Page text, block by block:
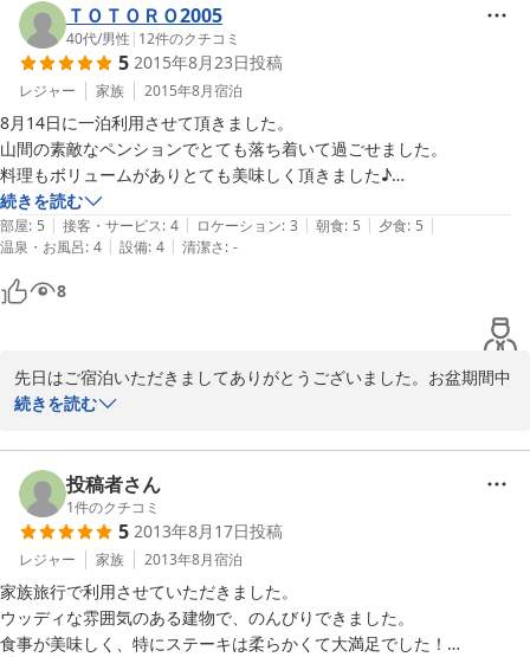
そうでしたね。お見送りする方も嬉しくなります。また、ぜひぜひ
遊びにいらしてくださいね。心よりお待ちしています！
2015-11-03
ＴＯＴＯＲＯ2005
40代/男性 | 12件のクチコミ
5 2015年8月23日投稿
レジャー 家族 2015年8月宿泊
8月14日に一泊利用させて頂きました。
山間の素敵なペンションでとても落ち着いて過ごせました。
料理もボリュームがありとても美味しく頂きました♪
お風呂は家族風呂みんなで入りました。
食事後のグラスアート子供たちも真剣にオーナーの説明を聞き楽しい体
験をさせて頂きました♪♪
オーナー夫婦の対応も良くまた行きたくなるお勧めのペンションです。
帰りに傘を忘れちゃいました。
続きを読む
部屋: 5 | 接客・サービス: 4 | ロケーション: 3 | 朝食: 5 | 夕食: 5 |
温泉・お風呂: 4 | 設備: 4 | 清潔さ: -
8
先日はご宿泊いただきましてありがとうございました。お盆期間中
で館内も込み合っておりましたので、ご不便をおかけしませんでし
ね。ルーターの扱いは結構難しいのですが、慣れてくるとハマって
楽しくなっちゃいます。皆様の旅の思い出となれば嬉しいです。
お忘れ物はミッキーの赤い傘ですね。大事にお預かりしておきます
ので、ぜひまた遊びにいらしてください。心よりお待ちしていま
す。急に気温が下がってきましたので、体調を崩されませんよう
に！ご家族の皆様にも宜しくお伝えくださいませ。
2015-08-29
続きを読む
投稿者さん
1件のクチコミ
5 2013年8月17日投稿
レジャー 家族 2013年8月宿泊
家族旅行で利用させていただきました。
ウッディな雰囲気のある建物で、のんびりできました。
食事が美味しく、特にステーキは柔らかくて大満足でした！